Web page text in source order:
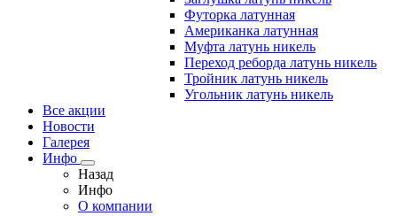
Футорка латунная
Американка латунная
Муфта латунь никель
Переход реборда латунь никель
Тройник латунь никель
Угольник латунь никель
Все акции
Новости
Галерея
Инфо
Назад
Инфо
О компании